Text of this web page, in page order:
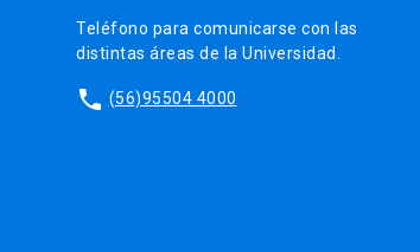
Teléfono para comunicarse con las
distintas áreas de la Universidad.
phone (56)95504 4000